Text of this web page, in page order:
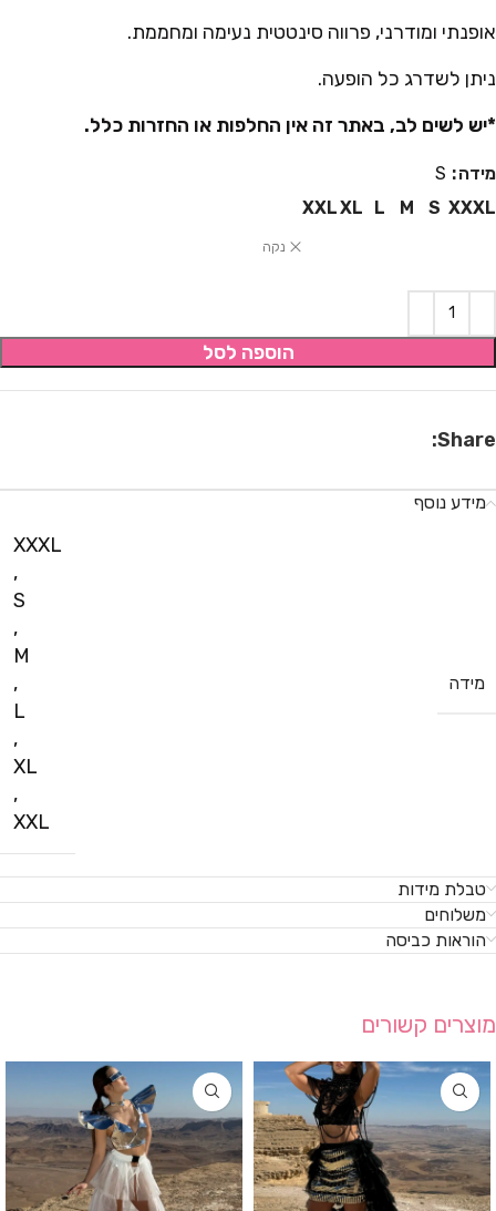
אופנתי ומודרני, פרווה סינטטית נעימה ומחממת.
ניתן לשדרג כל הופעה.
*יש לשים לב, באתר זה אין החלפות או החזרות כלל.
מידה
S
XXXL
S
M
L
XL
XXL
נקה
הוספה לסל
Share:
מידע נוסף
מידה
XXXL
,
S
,
M
,
L
,
XL
,
XXL
טבלת מידות
משלוחים
הוראות כביסה
מוצרים קשורים